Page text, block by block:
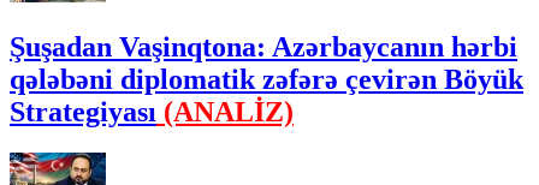
Şuşadan Vaşinqtona: Azərbaycanın hərbi
qələbəni diplomatik zəfərə çevirən Böyük
Strategiyası (ANALİZ)